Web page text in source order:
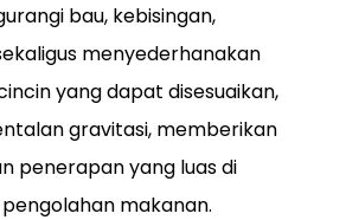
bau, kebisingan,
menyederhanakan
yang dapat disesuaikan,
gravitasi, memberikan
penerapan yang luas di
makanan.